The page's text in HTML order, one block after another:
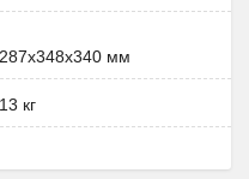
287х348х340 мм
13 кг